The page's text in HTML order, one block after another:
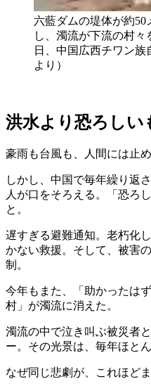
六藍ダムの堤体が約
し、濁流が下流の村々
日、中国広西チワン
より）
洪水より恐ろしい
豪雨も台風も、人間には止め
しかし、中国で毎年繰り返
人が口をそろえる。「恐ろ
と。
遅すぎる避難通知。老朽化
かない救援。そして、被害
制。
今年もまた、「助かったは
村」が濁流に消えた。
濁流の中で泣き叫ぶ被災者
ー。その光景は、毎年ほと
なぜ同じ悲劇が、これほど